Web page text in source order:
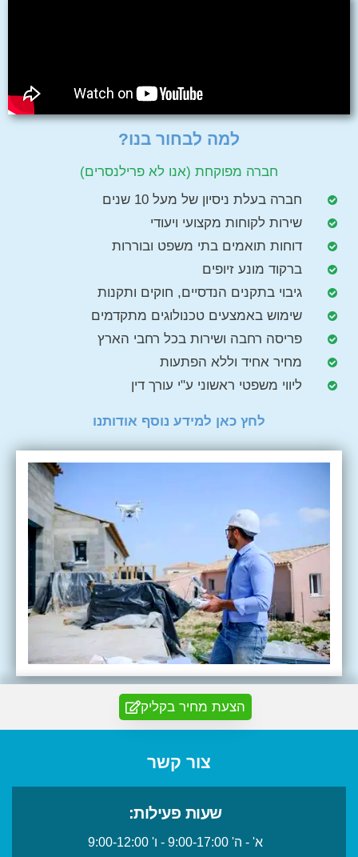
למה לבחור בנו?
חברה מפוקחת (אנו לא פרילנסרים)
חברה בעלת ניסיון של מעל 10 שנים
שירות לקוחות מקצועי ויעודי
דוחות תואמים בתי משפט ובוררות
ברקוד מונע זיופים
גיבוי בתקנים הנדסיים, חוקים ותקנות
שימוש באמצעים טכנולוגים מתקדמים
פריסה רחבה ושירות בכל רחבי הארץ​
מחיר אחיד וללא הפתעות
ליווי משפטי ראשוני ע"י עורך דין
לחץ כאן למידע נוסף אודותנו
הצעת מחיר בקליק
צור קשר
שעות פעילות:
א' - ה' 9:00-17:00 - ו' 9:00-12:00